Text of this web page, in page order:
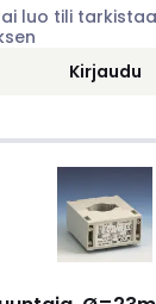
luo tili
Kirjaudu